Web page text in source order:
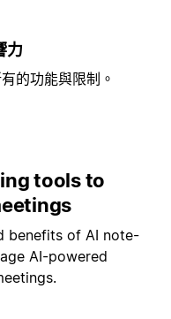
力
的功能與限制。
tools to
benefits of AI note-
AI-powered